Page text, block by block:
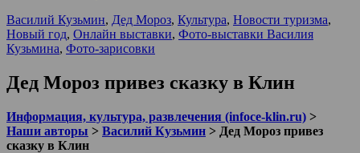
Василий Кузьмин, Дед Мороз, Культура, Новости туризма,
Новый год, Онлайн выставки, Фото-выставки Василия
Кузьмина, Фото-зарисовки
Дед Мороз привез сказку в Клин
Информация, культура, развлечения (infoce-klin.ru) >
Наши авторы > Василий Кузьмин > Дед Мороз привез
сказку в Клин